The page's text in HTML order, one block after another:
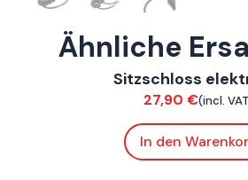
Ähnliche
ConnE
Sitzschloss
27,90 €(incl.
In den